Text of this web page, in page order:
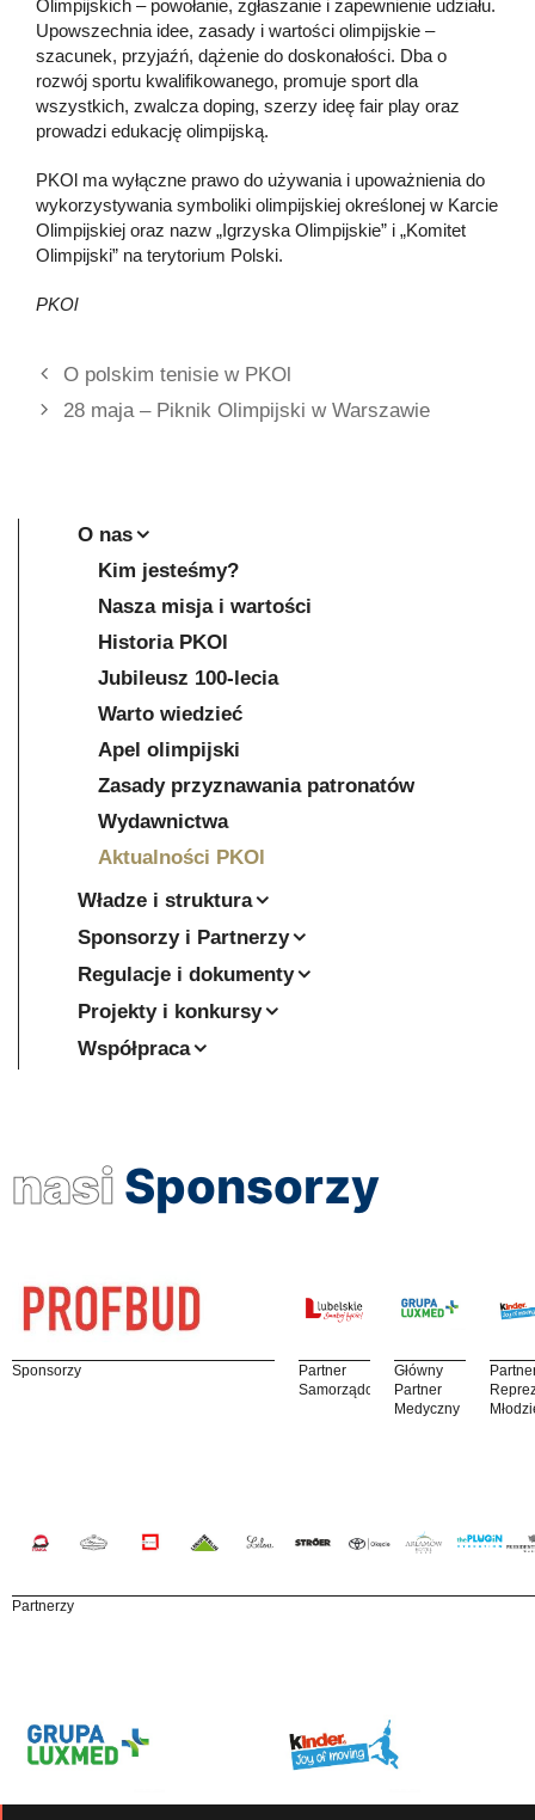
Olimpijskich – powołanie, zgłaszanie i zapewnienie udziału.
Upowszechnia idee, zasady i wartości olimpijskie –
szacunek, przyjaźń, dążenie do doskonałości. Dba o
rozwój sportu kwalifikowanego, promuje sport dla
wszystkich, zwalcza doping, szerzy ideę fair play oraz
prowadzi edukację olimpijską.
PKOl ma wyłączne prawo do używania i upoważnienia do
wykorzystywania symboliki olimpijskiej określonej w Karcie
Olimpijskiej oraz nazw „Igrzyska Olimpijskie” i „Komitet
Olimpijski” na terytorium Polski.
PKOl
O polskim tenisie w PKOl
28 maja – Piknik Olimpijski w Warszawie
O nas
Kim jesteśmy?
Nasza misja i wartości
Historia PKOl
Jubileusz 100-lecia
Warto wiedzieć
Apel olimpijski
Zasady przyznawania patronatów
Wydawnictwa
Aktualności PKOl
Władze i struktura
Sponsorzy i Partnerzy
Regulacje i dokumenty
Projekty i konkursy
Współpraca
nasi Sponsorzy
Sponsorzy
Partner
Samorządowy
Główny
Partner
Medyczny
Partnerzy